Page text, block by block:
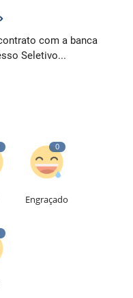
com a banca
Seletivo...
0
Engraçado